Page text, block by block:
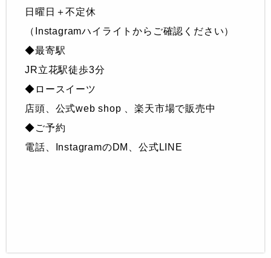
日曜日＋不定休
（Instagramハイライトからご確認ください）
◆最寄駅
JR立花駅徒歩3分
◆ロースイーツ
店頭、公式web shop 、楽天市場で販売中
◆ご予約
電話、InstagramのDM、公式LINE